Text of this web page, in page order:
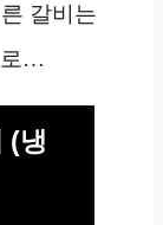
갈비는
로…
(냉